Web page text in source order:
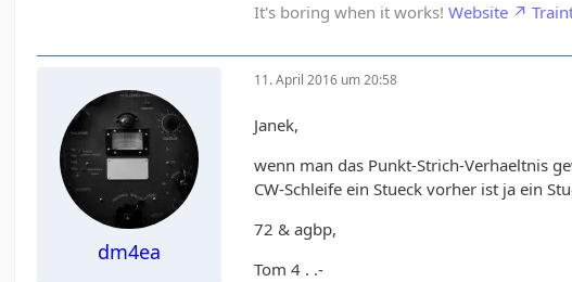
It's boring when it works!Website
dm4ea
11. April 2016 um 20:58
Janek,
wenn man das Punkt-Strich-Verhaeltnis
CW-Schleife ein Stueck vorher ist ja ein
72 & agbp,
Tom 4 . .-